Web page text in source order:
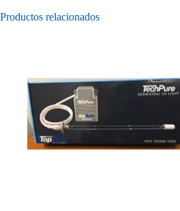
Productos relacionados